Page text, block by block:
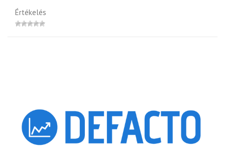
Értékelés